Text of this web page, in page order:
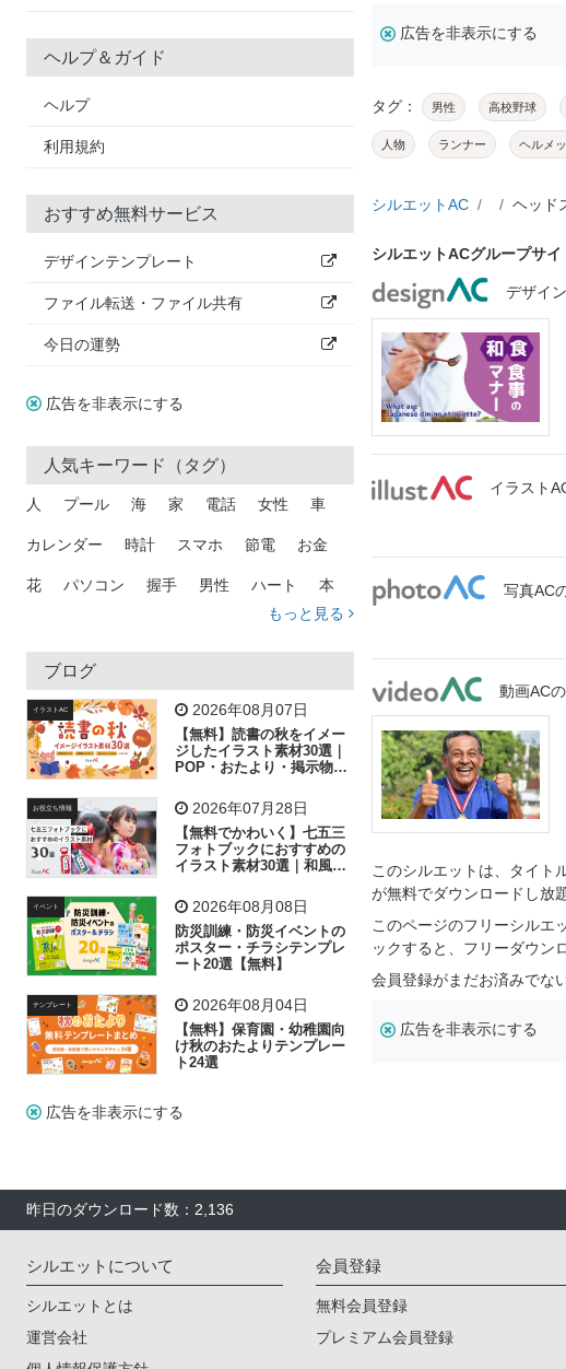
ヘルプ＆ガイド
ヘルプ
利用規約
おすすめ無料サービス
デザインテンプレート
ファイル転送・ファイル共有
今日の運勢
広告を非表示にする
人気キーワード（タグ）
人 プール 海 家 電話 女性 車
カレンダー 時計 スマホ 節電 お金
花 パソコン 握手 男性 ハート 本
トラック 木
吹き出し
飛行機 グラフ ビル 魚 家族 書類
歩く 工場 会社 太陽 キラキラ
子供 作業員 葉 相談 ピクトグラム
もっと見る
ブログ
イラストAC 2026年08月07日
【無料】読書の秋をイメー
ジしたイラスト素材30選｜
POP・おたより・掲示物に
お役立ち情報 2026年07月28日
【無料でかわいく】七五三
フォトブックにおすすめの
イラスト素材30選｜和風の
イベント 2026年08月08日
防災訓練・防災イベントの
ポスター・チラシテンプレ
ート20選【無料】
テンプレート 2026年08月04日
【無料】保育園・幼稚園向
け秋のおたよりテンプレー
ト24選
広告を非表示にする
広告を非表示にする
タグ： 男性 高校野球
人物 ランナー ヘルメ
シルエットAC ヘッド
シルエットACグループサ
デザイ
イラスト
写真AC
動画AC
このシルエットは、タイト
が無料でダウンロードし放
このページのフリーシルエ
ックすると、フリーダウン
会員登録がまだお済みでな
広告を非表示にする
昨日のダウンロード数：2,136
シルエットについて
シルエットとは
運営会社
会員登録
無料会員登録
プレミアム会員登録